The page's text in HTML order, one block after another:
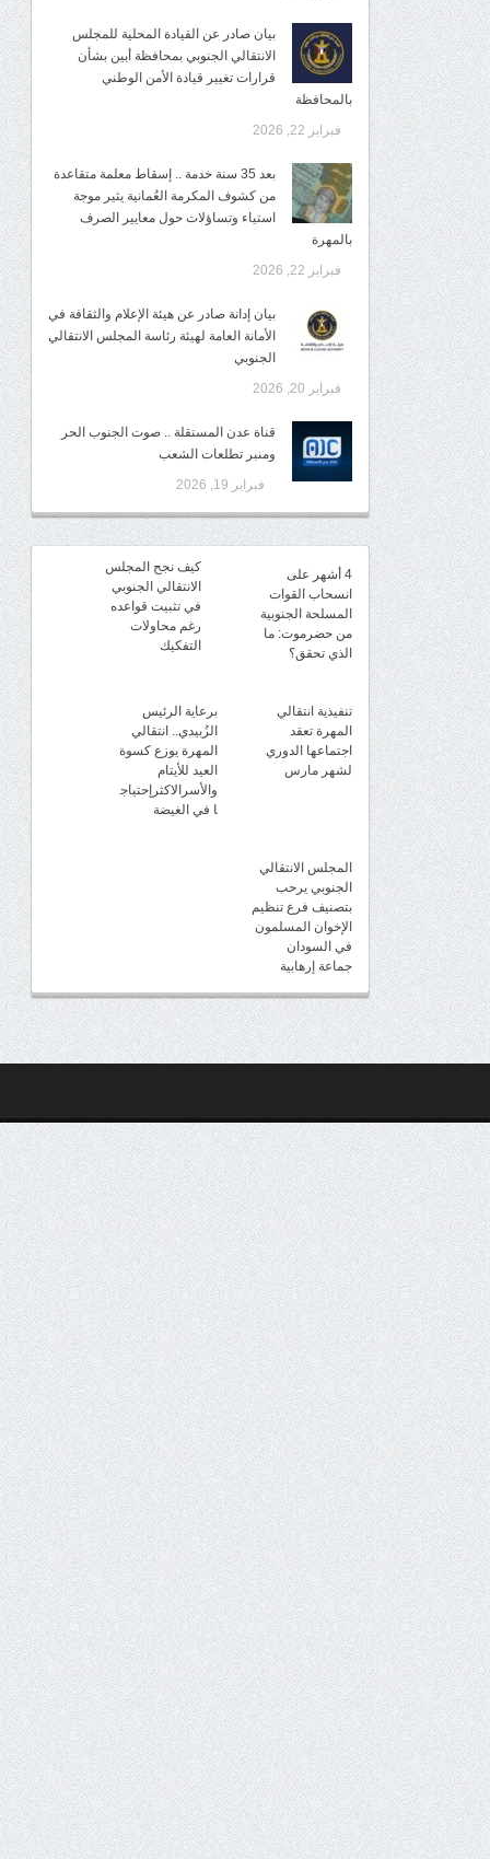
بيان صادر عن القيادة المحلية للمجلس
الانتقالي الجنوبي بمحافظة أبين بشأن
قرارات تغيير قيادة الأمن الوطني
بالمحافظة
فبراير 22, 2026
بعد 35 سنة خدمة .. إسقاط معلمة متقاعدة
من كشوف المكرمة العُمانية يثير موجة
استياء وتساؤلات حول معايير الصرف
بالمهرة
فبراير 22, 2026
بيان إدانة صادر عن هيئة الإعلام والثقافة في
الأمانة العامة لهيئة رئاسة المجلس الانتقالي
الجنوبي
فبراير 20, 2026
قناة عدن المستقلة .. صوت الجنوب الحر
ومنبر تطلعات الشعب
فبراير 19, 2026
4 أشهر على
انسحاب القوات
المسلحة الجنوبية
من حضرموت: ما
الذي تحقق؟
كيف نجح المجلس
الانتقالي الجنوبي
في تثبيت قواعده
رغم محاولات
التفكيك
تنفيذية انتقالي
المهرة تعقد
اجتماعها الدوري
لشهر مارس
برعاية الرئيس
الزُبيدي.. انتقالي
المهرة يوزع كسوة
العيد للأيتام
والأسرالاكثرإحتياج
ا في الغيضة
المجلس الانتقالي
الجنوبي يرحب
بتصنيف فرع تنظيم
الإخوان المسلمون
في السودان
جماعة إرهابية